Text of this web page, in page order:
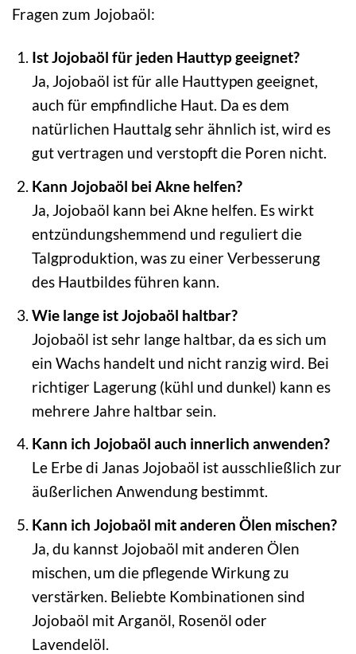
Fragen zum Jojobaöl:
Ist Jojobaöl für jeden Hauttyp geeignet?
Ja, Jojobaöl ist für alle Hauttypen geeignet,
auch für empfindliche Haut. Da es dem
natürlichen Hauttalg sehr ähnlich ist, wird es
gut vertragen und verstopft die Poren nicht.
Kann Jojobaöl bei Akne helfen?
Ja, Jojobaöl kann bei Akne helfen. Es wirkt
entzündungshemmend und reguliert die
Talgproduktion, was zu einer Verbesserung
des Hautbildes führen kann.
Wie lange ist Jojobaöl haltbar?
Jojobaöl ist sehr lange haltbar, da es sich um
ein Wachs handelt und nicht ranzig wird. Bei
richtiger Lagerung (kühl und dunkel) kann es
mehrere Jahre haltbar sein.
Kann ich Jojobaöl auch innerlich anwenden?
Le Erbe di Janas Jojobaöl ist ausschließlich zur
äußerlichen Anwendung bestimmt.
Kann ich Jojobaöl mit anderen Ölen mischen?
Ja, du kannst Jojobaöl mit anderen Ölen
mischen, um die pflegende Wirkung zu
verstärken. Beliebte Kombinationen sind
Jojobaöl mit Arganöl, Rosenöl oder
Lavendelöl.